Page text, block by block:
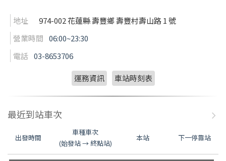
地址
974-002 花蓮縣 壽豐鄉 壽豐村壽山路 1 號
營業時間 06:00~23:30
電話 03-8653706
運務資訊 車站時刻表
最近到站車次
出發時間
車種車次
(始發站 → 終點站)
本站 下一停靠站